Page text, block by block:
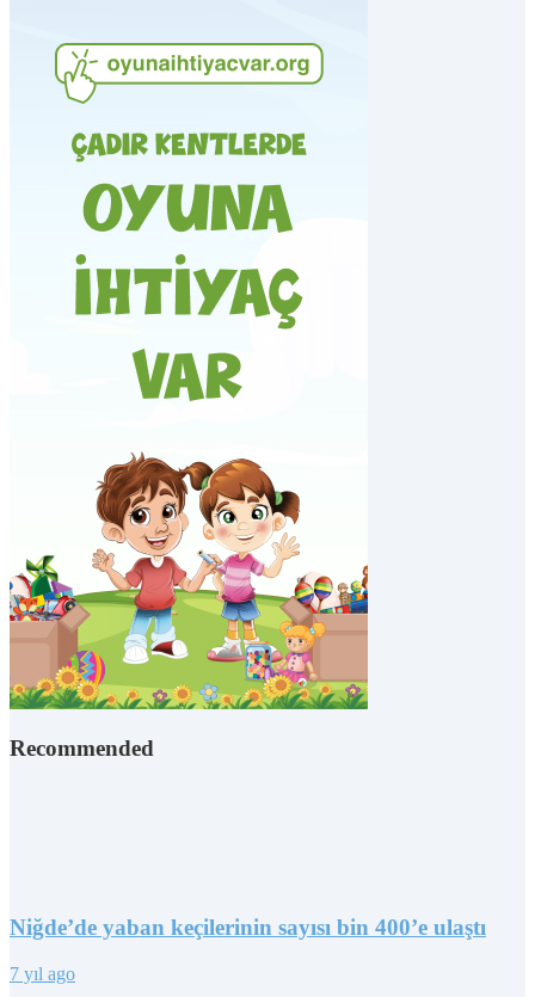
Recommended
Niğde’de yaban keçilerinin sayısı bin 400’e ulaştı
7 yıl ago